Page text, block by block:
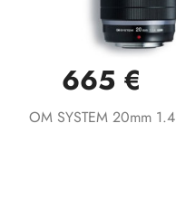
665 €
OM SYSTEM 20mm 1.4